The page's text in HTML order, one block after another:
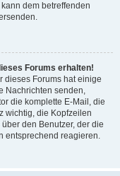
dem betreffenden
Forums erhalten!
dieses Forums hat einige
Nachrichten senden,
die komplette E-Mail, die
wichtig, die Kopfzeilen
den Benutzer, der die
entsprechend reagieren.